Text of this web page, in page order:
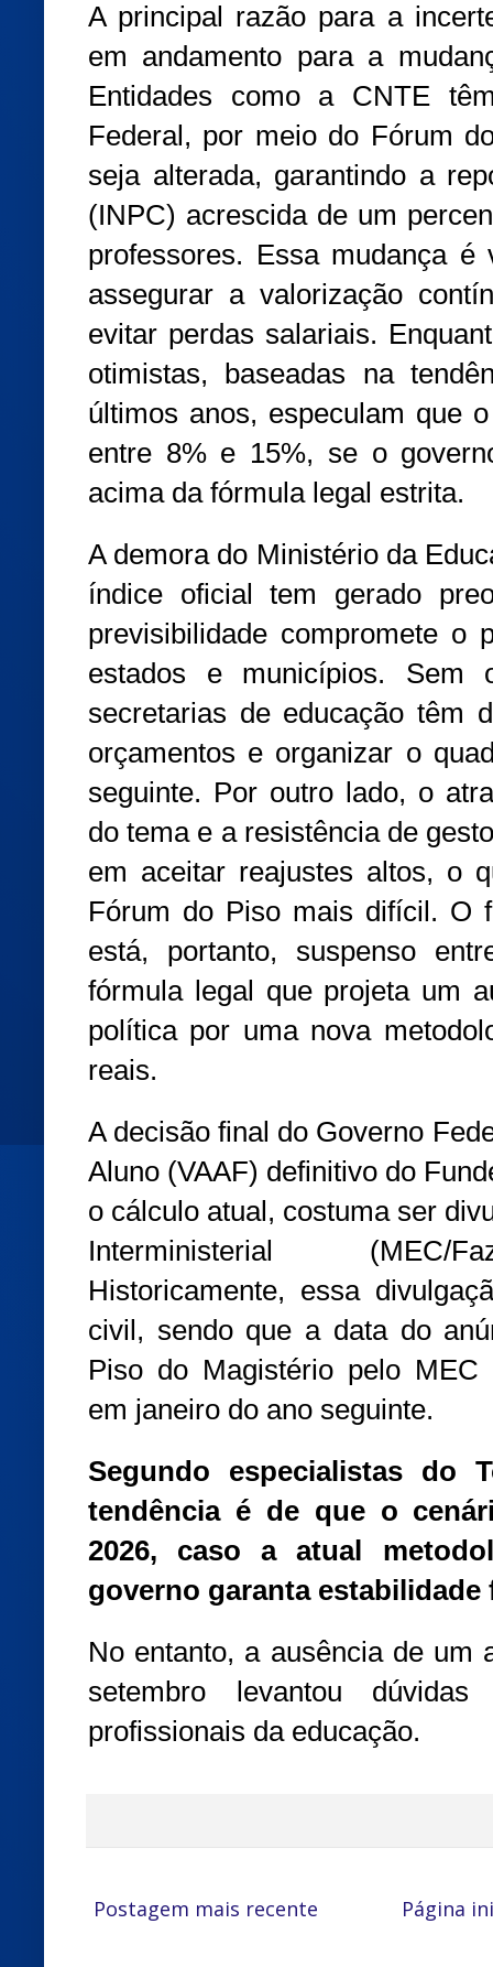
A principal razão para a
em andamento para a
Entidades como a CNTE
Federal, por meio do Fórum
seja alterada, garantindo a
(INPC) acrescida de um
professores. Essa mudança
assegurar a valorização
evitar perdas salariais.
otimistas, baseadas na
últimos anos, especulam que
entre 8% e 15%, se o
acima da fórmula legal estrita.
A demora do Ministério da
índice oficial tem gerado
previsibilidade compromete o
estados e municípios. Sem
secretarias de educação têm
orçamentos e organizar o
seguinte. Por outro lado, o
do tema e a resistência de
em aceitar reajustes altos, o
Fórum do Piso mais difícil. O
está, portanto, suspenso
fórmula legal que projeta um
política por uma nova
reais.
A decisão final do Governo
Aluno (VAAF) definitivo do
o cálculo atual, costuma ser
Interministerial (MEC/
Historicamente, essa
civil, sendo que a data do
Piso do Magistério pelo MEC
em janeiro do ano seguinte.
Segundo especialistas do
tendência é de que o
2026, caso a atual
governo garanta estabilidade
No entanto, a ausência de um
setembro levantou
profissionais da educação.
Postagem mais recente Página